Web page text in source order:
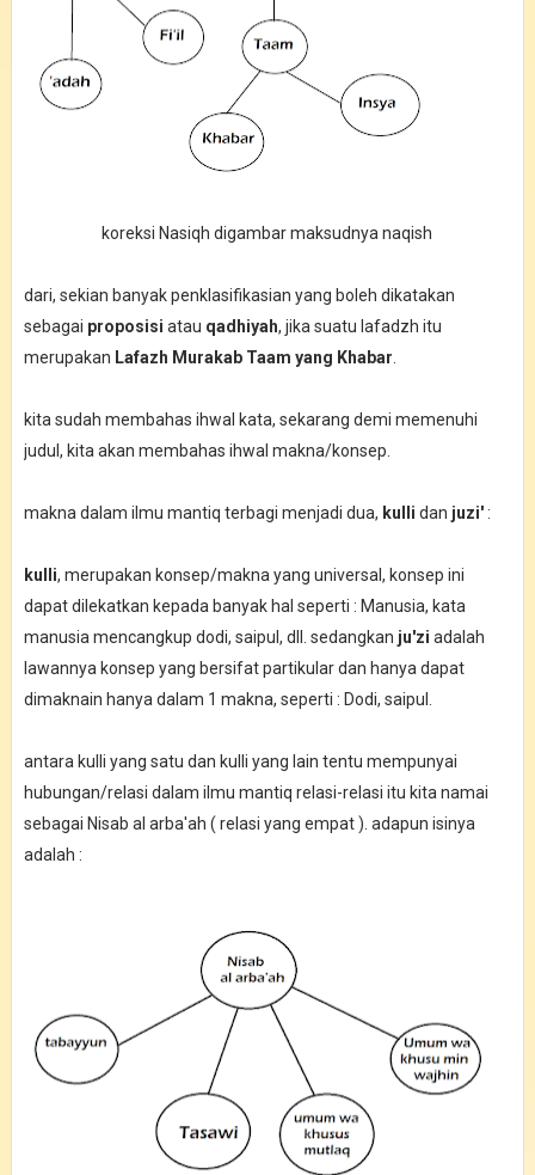
koreksi Nasiqh digambar maksudnya naqish
dari, sekian banyak penklasifikasian yang boleh dikatakan
sebagai proposisi atau qadhiyah, jika suatu lafadzh itu
merupakan Lafazh Murakab Taam yang Khabar
kita sudah membahas ihwal kata, sekarang demi memenuhi
judul, kita akan membahas ihwal makna/konsep.
makna dalam ilmu mantiq terbagi menjadi dua, kulli dan juzi':
kulli, merupakan konsep/makna yang universal, konsep ini
dapat dilekatkan kepada banyak hal seperti : Manusia, kata
manusia mencangkup dodi, saipul, dll. sedangkan ju'zi adalah
lawannya konsep yang bersifat partikular dan hanya dapat
dimaknain hanya dalam 1 makna, seperti : Dodi, saipul.
antara kulli yang satu dan kulli yang lain tentu mempunyai
hubungan/relasi dalam ilmu mantiq relasi-relasi itu kita namai
sebagai Nisab al arba'ah ( relasi yang empat ). adapun isinya
adalah :